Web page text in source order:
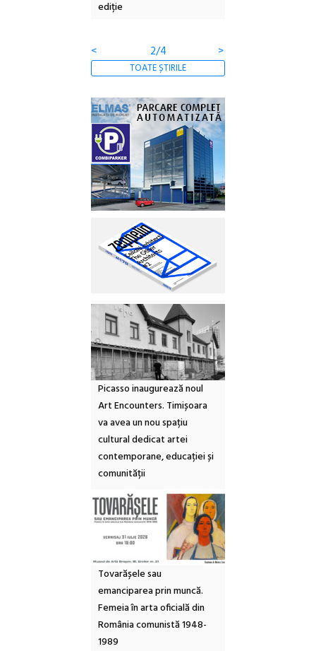
<
3/4 >
TOATE ȘTIRILE
Picasso inaugurează noul
Art Encounters. Timișoara
va avea un nou spațiu
cultural dedicat artei
contemporane, educației și
comunității
Tovarășele sau
emanciparea prin muncă.
Femeia în arta oficială din
România comunistă 1948-
1989